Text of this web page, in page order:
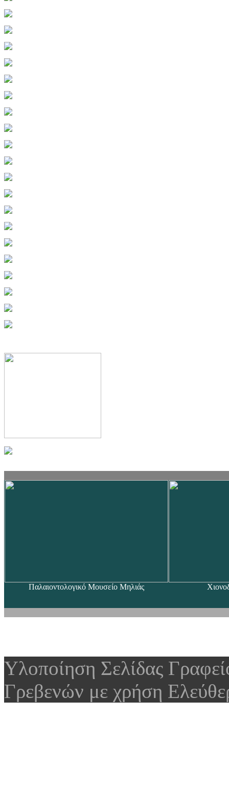
Παλαιοντολογικό Μουσείο Μηλιάς
Υλοποίηση Σελίδας
Γρεβενών με χρήση